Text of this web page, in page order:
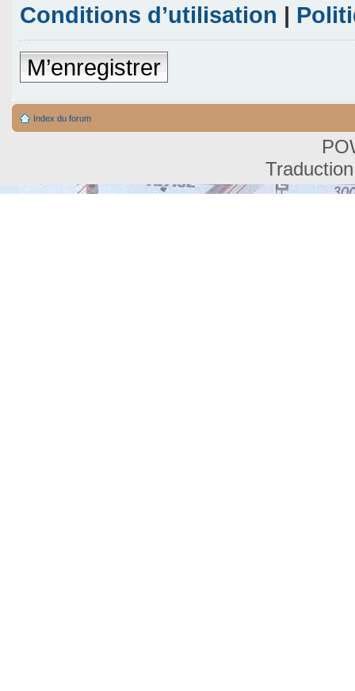
Conditions d’utilisation |
M’enregistrer
Index du forum